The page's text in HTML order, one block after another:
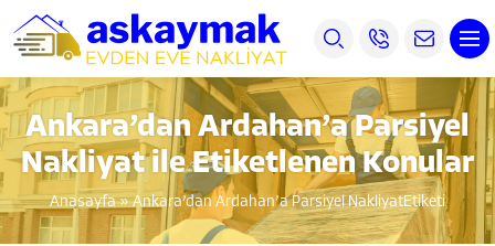
Ankara’dan Ardahan’a Parsiyel
Nakliyat ile Etiketlenen Konular
Anasayfa»Ankara’dan Ardahan’a Parsiyel NakliyatEtiketi